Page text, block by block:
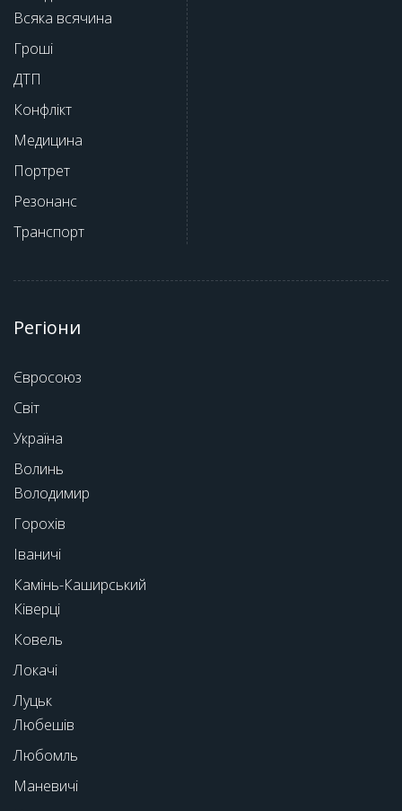
Всяка всячина
Гроші
ДТП
Конфлікт
Медицина
Портрет
Резонанс
Транспорт
Регіони
Євросоюз
Світ
Україна
Волинь
Володимир
Горохів
Іваничі
Камінь-Каширський
Ківерці
Ковель
Локачі
Луцьк
Любешів
Любомль
Маневичі